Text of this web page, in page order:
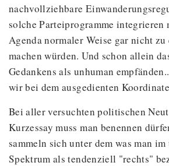
nachvollziehbare
solche Parteiprogramme integrieren
Agenda normaler Weise gar nicht
machen würden. Und schon allein
Gedankens als unhuman
wir bei dem ausgedienten
Bei aller versuchten politischen
Kurzessay muss man benennen
sammeln sich unter dem was man
Spektrum als tendenziell "rechts"